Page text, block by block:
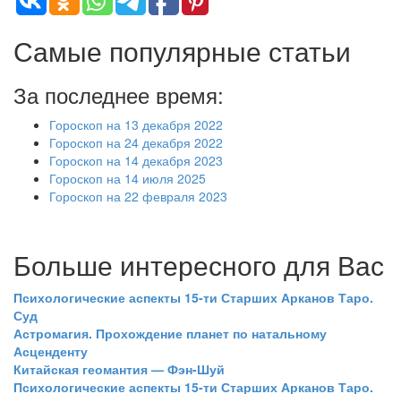
Самые популярные статьи
За последнее время:
Гороскоп на 13 декабря 2022
Гороскоп на 24 декабря 2022
Гороскоп на 14 декабря 2023
Гороскоп на 14 июля 2025
Гороскоп на 22 февраля 2023
Больше интересного для Вас
Психологические аспекты 15-ти Старших Арканов Таро.
Суд
Астромагия. Прохождение планет по натальному
Асценденту
Китайская геомантия — Фэн-Шуй
Психологические аспекты 15-ти Старших Арканов Таро.